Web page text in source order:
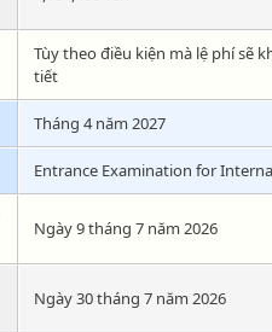
Tùy theo điều kiện mà lệ phí sẽ
tiết
Tháng 4 năm 2027
Entrance Examination for
Ngày 9 tháng 7 năm 2026
Ngày 30 tháng 7 năm 2026